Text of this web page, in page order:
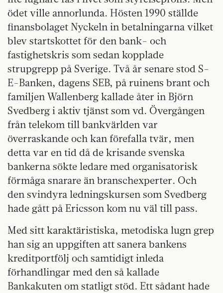
ödet ville annorlunda. Hösten 1990 ställde
finansbolaget Nyckeln in betalningarna vilket
blev startskottet för den bank- och
fastighetskris som sedan kopplade
strupgrepp på Sverige. Två år senare stod S-
E-Banken, dagens SEB, på ruinens brant och
familjen Wallenberg kallade åter in Björn
Svedberg i aktiv tjänst som vd. Övergången
från telekom till bankvärlden var
överraskande och kan förefalla tvär, men
detta var en tid då de krisande svenska
bankerna sökte ledare med organisatorisk
förmåga snarare än branschexperter. Och
den svindyra ledningskursen som Svedberg
hade gått på Ericsson kom nu väl till pass.
Med sitt karaktäristiska, metodiska lugn grep
han sig an uppgiften att sanera bankens
kreditportfölj och samtidigt inleda
förhandlingar med den så kallade
Bankakuten om statligt stöd. Ett sådant hade